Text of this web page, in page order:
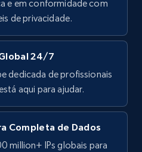
Description, Date
post, and more.
e em conformidade com
de privacidade.
24/7
dedicada de profissionais
aqui para ajudar.
Completa de Dados
million+ IPs globais para